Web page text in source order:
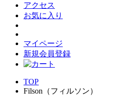
アクセス
お気に入り
マイページ
新規会員登録
TOP
Filson（フィルソン）